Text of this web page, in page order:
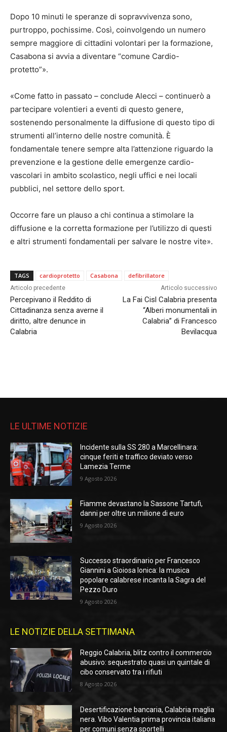
Dopo 10 minuti le speranze di sopravvivenza sono,
purtroppo, pochissime. Così, coinvolgendo un numero
sempre maggiore di cittadini volontari per la formazione,
Casabona si avvia a diventare “comune Cardio-
protetto”».
«Come fatto in passato – conclude Alecci – continuerò a
partecipare volentieri a eventi di questo genere,
sostenendo personalmente la diffusione di questo tipo di
strumenti all’interno delle nostre comunità. È
fondamentale tenere sempre alta l’attenzione riguardo la
prevenzione e la gestione delle emergenze cardio-
vascolari in ambito scolastico, negli uffici e nei locali
pubblici, nel settore dello sport.
Occorre fare un plauso a chi continua a stimolare la
diffusione e la corretta formazione per l’utilizzo di questi
e altri strumenti fondamentali per salvare le nostre vite».
TAGS cardioprotetto Casabona defibrillatore
Articolo precedente
Percepivano il Reddito di
Cittadinanza senza averne il
diritto, altre denunce in
Calabria
Articolo successivo
La Fai Cisl Calabria presenta
“Alberi monumentali in
Calabria” di Francesco
Bevilacqua
LE ULTIME NOTIZIE
Incidente sulla SS 280 a Marcellinara:
cinque feriti e traffico deviato verso
Lamezia Terme
9 Agosto 2026
Fiamme devastano la Sassone Tartufi,
danni per oltre un milione di euro
9 Agosto 2026
Successo straordinario per Francesco
Giannini a Gioiosa Ionica: la musica
popolare calabrese incanta la Sagra del
Pezzo Duro
9 Agosto 2026
LE NOTIZIE DELLA SETTIMANA
Reggio Calabria, blitz contro il commercio
abusivo: sequestrato quasi un quintale di
cibo conservato tra i rifiuti
8 Agosto 2026
Desertificazione bancaria, Calabria maglia
nera. Vibo Valentia prima provincia italiana
per comuni senza sportelli